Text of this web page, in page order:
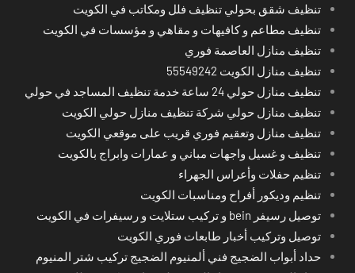
تنظيف شقق بحولي تنظيف فلل ومكاتب في الكويت
تنظيف مطاعم و كافيهات و مقاهي و مؤسسات في الكويت
تنظيف منازل العاصمة فوري
تنظيف منازل الكويت 55549242
تنظيف منازل حولي 24 ساعة خدمة تنظيف المساجد في حولي
تنظيف منازل حولي شركة تنظيف منازل حولي الكويت
تنظيف منازل وتعقيم فوري قريب على موقعي الكويت
تنظيف و غسيل واجهات مباني و عمارات وابراج بالكويت
تنظيم حفلات وأعراس الجهراء
تنظيم وديكور أفراح ومناسبات الكويت
توصيل رسيفر bein و تركيب ستلايت و رسيفرات في الكويت
توصيل وتركيب أخبار طابعات فوري الكويت
حداد أبواب الضجيج فني ألمنيوم الضجيج تركيب شتر المنيوم